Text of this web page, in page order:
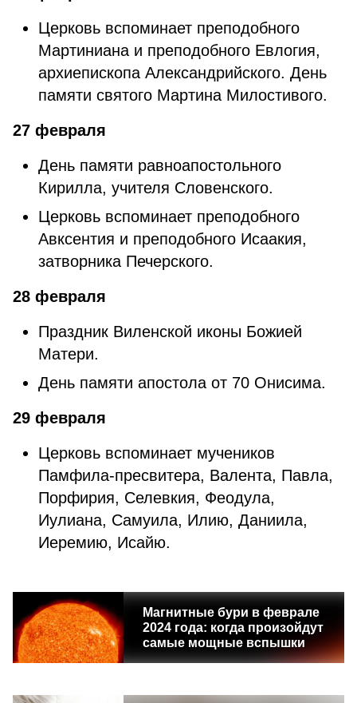
Церковь вспоминает преподобного
Мартиниана и преподобного Евлогия,
архиепископа Александрийского. День
памяти святого Мартина Милостивого.
27 февраля
День памяти равноапостольного
Кирилла, учителя Словенского.
Церковь вспоминает преподобного
Авксентия и преподобного Исаакия,
затворника Печерского.
28 февраля
Праздник Виленской иконы Божией
Матери.
День памяти апостола от 70 Онисима.
29 февраля
Церковь вспоминает мучеников
Памфила-пресвитера, Валента, Павла,
Порфирия, Селевкия, Феодула,
Иулиана, Самуила, Илию, Даниила,
Иеремию, Исайю.
Магнитные бури в феврале
2024 года: когда произойдут
самые мощные вспышки